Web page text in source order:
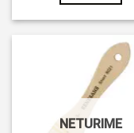
NETURIME